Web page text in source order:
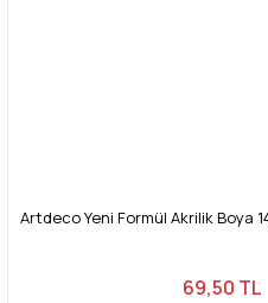
Artdeco Yeni Formül Akrilik Boya
69,50 TL